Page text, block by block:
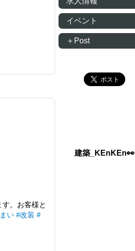
。お客様と
い #改装 #
イベント
＋Post
建築_KEnKEn👀